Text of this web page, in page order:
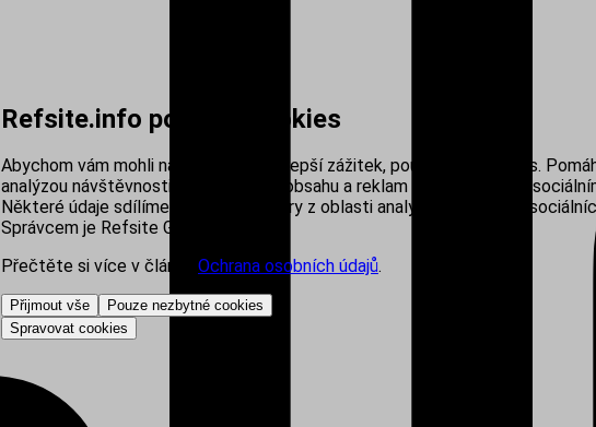
Refsite.info používá cookies
Abychom vám mohli nabídnout co nejlepší zážitek, používáme cookies.
analýzou návštěvnosti, personalizací obsahu a reklam i propojením se
Některé údaje sdílíme s našimi partnery z oblasti analytiky, reklamy a
Správcem je Refsite Group s.r.o.
Přečtěte si více v článku
Ochrana osobních údajů.
Přijmout vše
Pouze nezbytné cookies
Spravovat cookies